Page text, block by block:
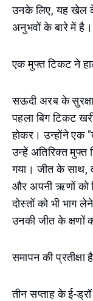
उनके लिए, यह खेल
अनुभवों के बारे में है।
एक मुफ्त टिकट ने
सऊदी अरब के
पहला बिग टिकट
होकर। उन्होंने एक
उन्हें अतिरिक्त मुफ्त
गया। जीत के साथ,
और अपनी ऋणों को
दोस्तों को भी भाग
उनकी जीत के क्षणों
समापन की प्रतीक्षा है
तीन सप्ताह के ई-